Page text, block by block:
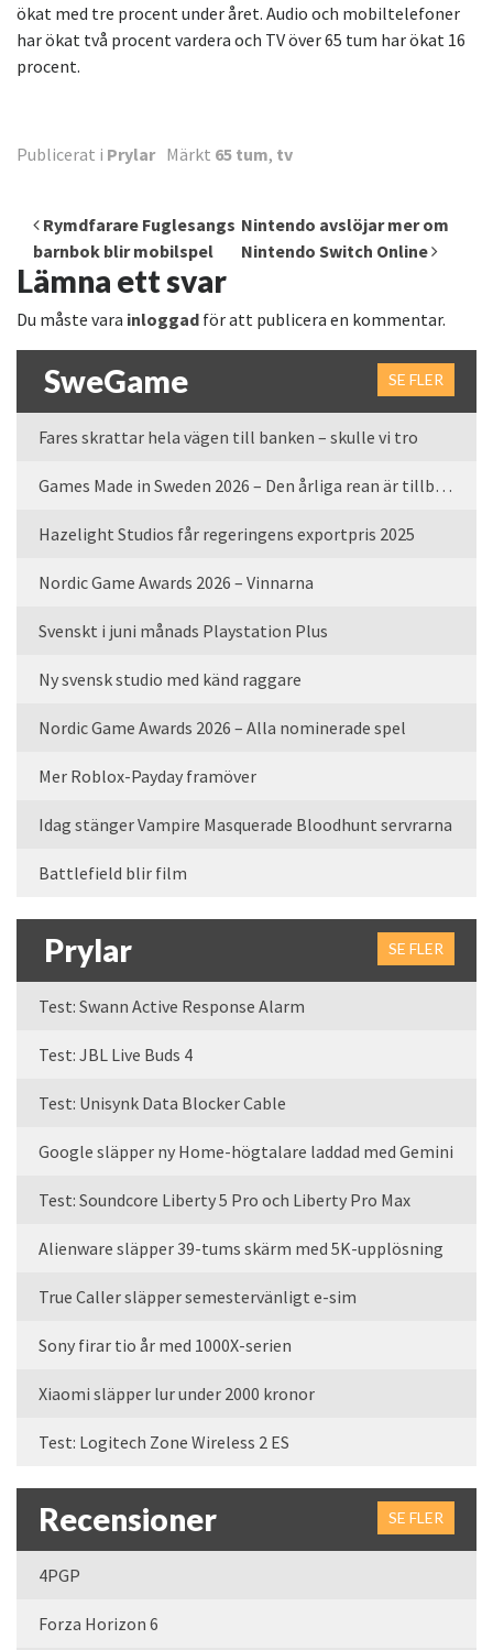
ökat med tre procent under året. Audio och mobiltelefoner
har ökat två procent vardera och TV över 65 tum har ökat 16
procent.
Publicerat i Prylar Märkt 65 tum, tv
Inläggsnavigering
Rymdfarare Fuglesangs
barnbok blir mobilspel
Nintendo avslöjar mer om
Nintendo Switch Online
Lämna ett svar
Du måste vara inloggad för att publicera en kommentar.
SweGame SE FLER
Fares skrattar hela vägen till banken – skulle vi tro
Games Made in Sweden 2026 – Den årliga rean är tillbaka
Hazelight Studios får regeringens exportpris 2025
Nordic Game Awards 2026 – Vinnarna
Svenskt i juni månads Playstation Plus
Ny svensk studio med känd raggare
Nordic Game Awards 2026 – Alla nominerade spel
Mer Roblox-Payday framöver
Idag stänger Vampire Masquerade Bloodhunt servrarna
Battlefield blir film
Prylar SE FLER
Test: Swann Active Response Alarm
Test: JBL Live Buds 4
Test: Unisynk Data Blocker Cable
Google släpper ny Home-högtalare laddad med Gemini
Test: Soundcore Liberty 5 Pro och Liberty Pro Max
Alienware släpper 39-tums skärm med 5K-upplösning
True Caller släpper semestervänligt e-sim
Sony firar tio år med 1000X-serien
Xiaomi släpper lur under 2000 kronor
Test: Logitech Zone Wireless 2 ES
Recensioner SE FLER
4PGP
Forza Horizon 6